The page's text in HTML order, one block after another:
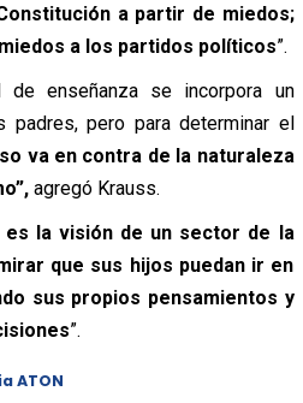
a partir de miedos;
a los partidos políticos”.
de enseñanza se incorpora un
padres, pero para determinar el
va en contra de la naturaleza
agregó Krauss.
es la visión de un sector de la
que sus hijos puedan ir en
sus propios pensamientos y
”.
ATON